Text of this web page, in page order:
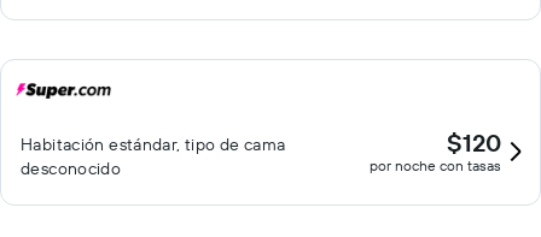
Habitación estándar, tipo de cama
desconocido
$120
por noche con tasas